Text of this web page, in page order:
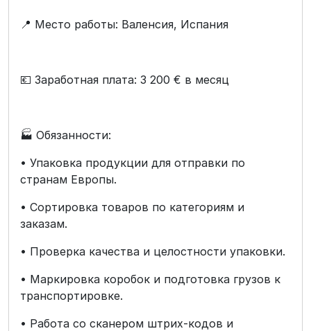
📍 Место работы: Валенсия, Испания
💶 Заработная плата: 3 200 € в месяц
🏭 Обязанности:
• Упаковка продукции для отправки по
странам Европы.
• Сортировка товаров по категориям и
заказам.
• Проверка качества и целостности упаковки.
• Маркировка коробок и подготовка грузов к
транспортировке.
• Работа со сканером штрих-кодов и